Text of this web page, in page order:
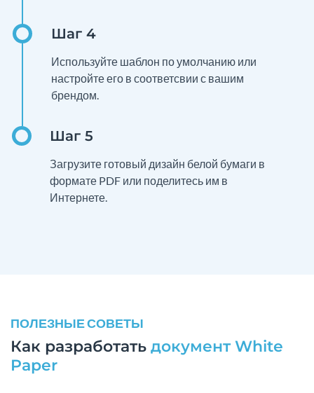
Используйте шаблон по умолчанию или
настройте его в соответсвии с вашим
брендом.
Загрузите готовый дизайн белой бумаги в
формате PDF или поделитесь им в
Интернете.
ПОЛЕЗНЫЕ СОВЕТЫ
Как разработать документ White
Paper